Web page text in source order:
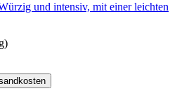
und intensiv, mit einer leichten